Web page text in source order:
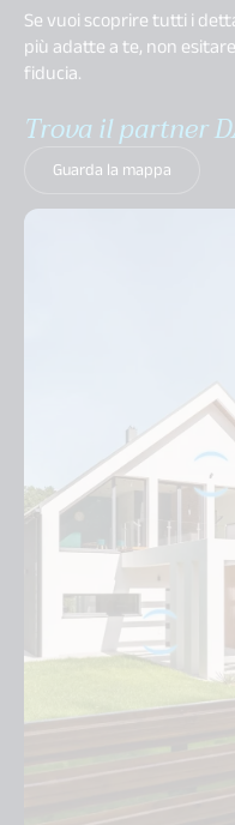
Se vuoi scoprire tutti i
più adatte a te, non
fiducia.
Trova il partner
Guarda la mappa